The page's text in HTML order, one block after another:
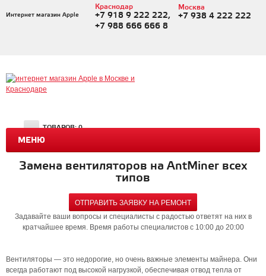
Интернет магазин Apple
Краснодар
+7 918 9 222 222,
+7 988 666 666 8
Москва
+7 938 4 222 222
МЕНЮ
ТОВАРОВ:0
Замена вентиляторов на AntMiner всех
типов
ОТПРАВИТЬ ЗАЯВКУ НА РЕМОНТ
Задавайте ваши вопросы и специалисты с радостью ответят на них в
кратчайшее время. Время работы специалистов с 10:00 до 20:00
Вентиляторы — это недорогие, но очень важные элементы майнера. Они
всегда работают под высокой нагрузкой, обеспечивая отвод тепла от